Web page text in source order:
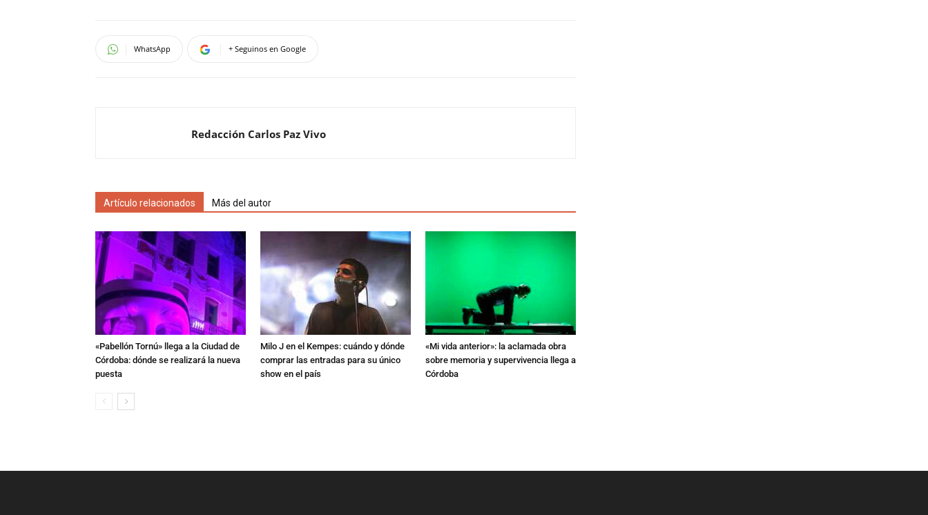
WhatsApp + Seguinos en Google
Redacción Carlos Paz Vivo
Artículo relacionados Más del autor
«Pabellón Tornú» llega a la Ciudad de
Córdoba: dónde se realizará la nueva
puesta
Milo J en el Kempes: cuándo y dónde
comprar las entradas para su único
show en el país
«Mi vida anterior»: la aclamada obra
sobre memoria y supervivencia llega a
Córdoba